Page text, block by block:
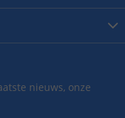
nieuws, onze